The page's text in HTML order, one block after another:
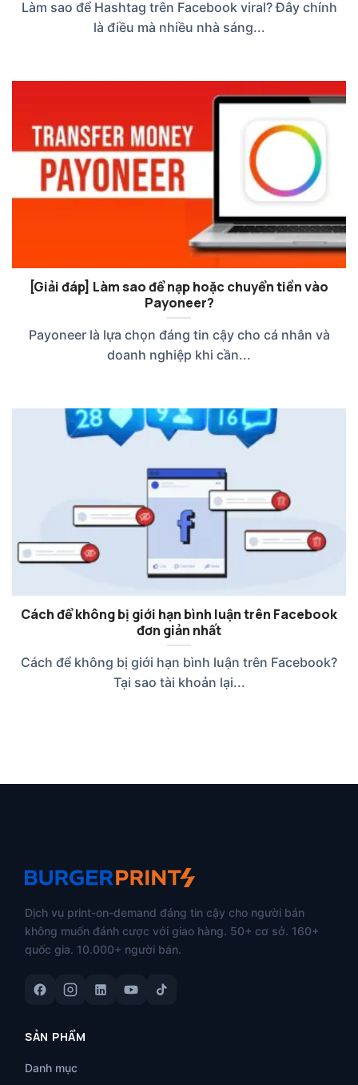
Làm sao để Hashtag trên Facebook viral? Đây chính
là điều mà nhiều nhà sáng...
[Giải đáp] Làm sao để nạp hoặc chuyển tiền vào
Payoneer?
Payoneer là lựa chọn đáng tin cậy cho cá nhân và
doanh nghiệp khi cần...
Cách để không bị giới hạn bình luận trên Facebook
đơn giản nhất
Cách để không bị giới hạn bình luận trên Facebook?
Tại sao tài khoản lại...
Dịch vụ print-on-demand đáng tin cậy cho người bán
không muốn đánh cược với giao hàng. 50+ cơ sở. 160+
quốc gia. 10.000+ người bán.
SẢN PHẨM
Danh mục